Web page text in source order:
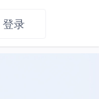
登录